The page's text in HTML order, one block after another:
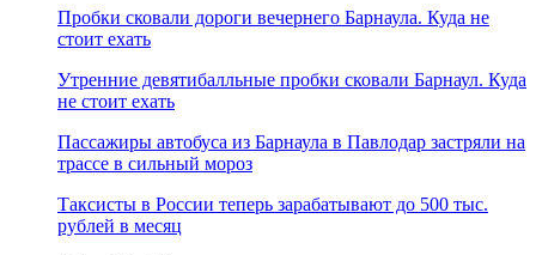
Пробки сковали дороги вечернего Барнаула. Куда не
стоит ехать
Утренние девятибалльные пробки сковали Барнаул. Куда
не стоит ехать
Пассажиры автобуса из Барнаула в Павлодар застряли на
трассе в сильный мороз
Таксисты в России теперь зарабатывают до 500 тыс.
рублей в месяц